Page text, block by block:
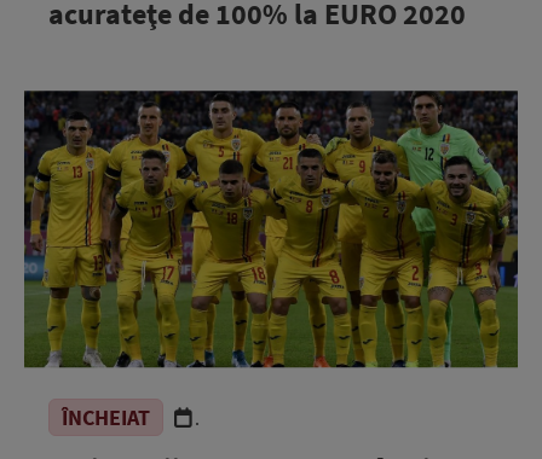
acurateţe de 100% la EURO 2020
ÎNCHEIAT .